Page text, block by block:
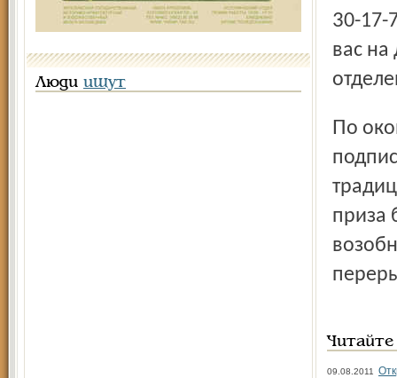
Люди ищут
30-17-72 – и почтальон зайдёт к вам и оформит подписку у
вас на
По окончании подписки на 2-е полугодие 2011 года все
приза
09.08.2011